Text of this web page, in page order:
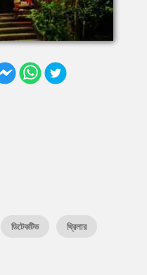
ডিটেকটিভ থ্রিলার